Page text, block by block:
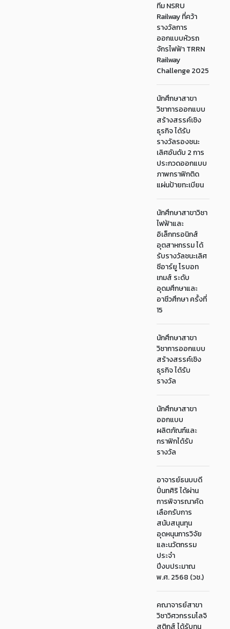
ทีม NSRU
Railway ที่คว้า
รางวัลการ
ออกแบบหัวรถ
จักรไฟฟ้า TRRN
Railway
Challenge 2025
นักศึกษาสาขา
วิชาการออกแบบ
สร้างสรรค์เชิง
ธุรกิจ ได้รับ
รางวัลรองชนะ
เลิศอันดับ 2 การ
ประกวดออกแบบ
ภาพกราฟิกติด
แผ่นป้ายทะเบียน
นักศึกษาสาขาวิชา
ไฟฟ้าและ
อิเล็กทรอนิกส์
อุตสาหกรรม ได้
รับรางวัลชนะเลิศ
ซีอาร์ยู โรบอท
เกมส์ ระดับ
อุดมศึกษาและ
อาชีวศึกษา ครั้งที่
15
นักศึกษาสาขา
วิชาการออกแบบ
สร้างสรรค์เชิง
ธุรกิจ ได้รับ
รางวัล
นักศึกษาสาขา
ออกแบบ
ผลิตภัณฑ์และ
กราฟิกได้รับ
รางวัล
อาจารย์ธนบบดี
ปิ่นทศิริ ได้ผ่าน
การพิจารณาคัด
เลือกรับการ
สนับสนุนทุน
อุดหนุนการวิจัย
และนวัตกรรม
ประจำ
ปีงบประมาณ
พ.ศ. 2568 (วช.)
คณาจารย์สาขา
วิชาวิศวกรรมโลจิ
สติกส์ ได้รับทุน